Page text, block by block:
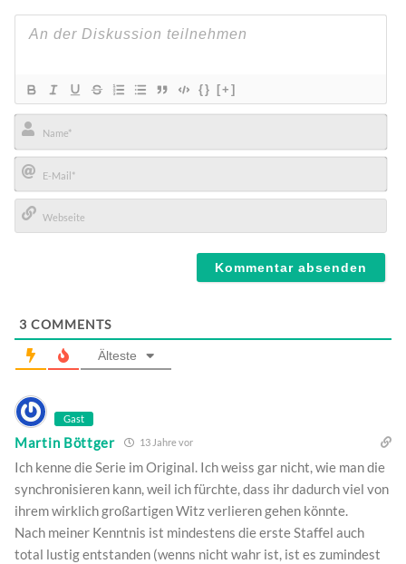
{} [+]
Name*
E-
Mail*
3 COMMENTS
Älteste
Gast
Martin Böttger 13 Jahre vor
Ich kenne die Serie im Original. Ich weiss gar nicht, wie man die
synchronisieren kann, weil ich fürchte, dass ihr dadurch viel von
ihrem wirklich großartigen Witz verlieren gehen könnte.
Nach meiner Kenntnis ist mindestens die erste Staffel auch
total lustig entstanden (wenns nicht wahr ist, ist es zumindest